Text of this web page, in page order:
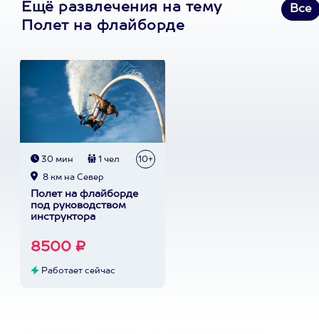
Ещё развлечения на тему
Полет на флайборде
Все
30 мин 1 чел 10+
8 км на Север
Полет на флайборде
под руководством
инструктора
8500 ₽
Работает сейчас